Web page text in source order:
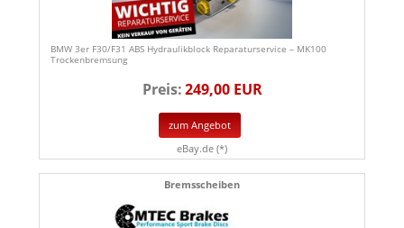
BMW 3er F30/F31 ABS Hydraulikblock Reparaturservice – MK100
Trockenbremsung
Preis:249,00 EUR
zum Angebot
eBay.de (*)
Bremsscheiben